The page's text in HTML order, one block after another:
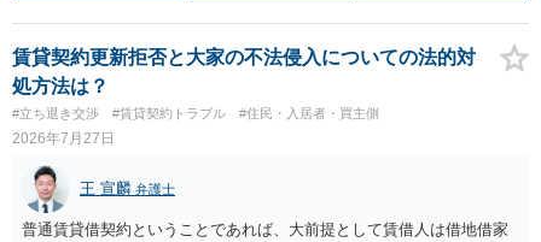
賃貸契約更新拒否と大家の不法侵入についての法的対
処方法は？
#立ち退き交渉 #賃貸契約トラブル #住民・入居者・買主側
2026年7月27日
王 宣麟 弁護士
普通賃貸借契約ということであれば、大前提として賃借人は借地借家